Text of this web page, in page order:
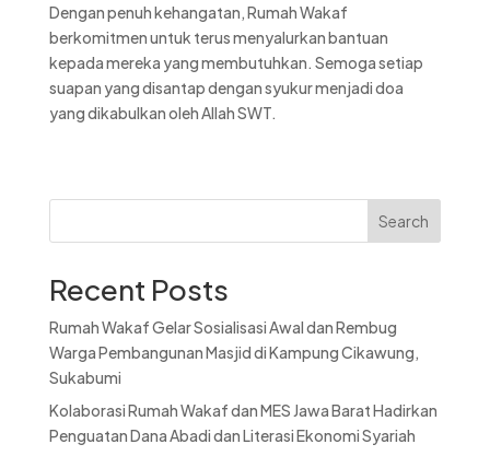
Dengan penuh kehangatan, Rumah Wakaf
berkomitmen untuk terus menyalurkan bantuan
kepada mereka yang membutuhkan. Semoga setiap
suapan yang disantap dengan syukur menjadi doa
yang dikabulkan oleh Allah SWT.
Search
Recent Posts
Rumah Wakaf Gelar Sosialisasi Awal dan Rembug
Warga Pembangunan Masjid di Kampung Cikawung,
Sukabumi
Kolaborasi Rumah Wakaf dan MES Jawa Barat Hadirkan
Penguatan Dana Abadi dan Literasi Ekonomi Syariah